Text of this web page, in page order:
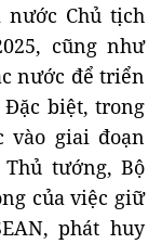
Chủ tịch
cũng như
nước để triển
biệt, trong
vào giai đoạn
tướng, Bộ
của việc giữ
phát huy